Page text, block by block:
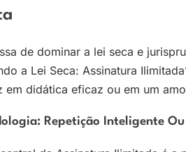
de dominar a lei seca e
a Lei Seca: Assinatura
em didática eficaz ou em um
Repetição Inteligente